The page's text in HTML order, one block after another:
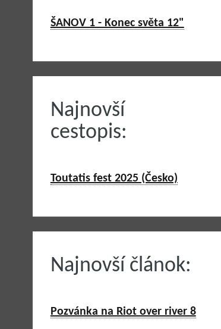
ŠANOV 1 - Konec světa 12"
Najnovší
cestopis:
Toutatis fest 2025 (Česko)
Najnovší článok:
Pozvánka na Riot over river 8